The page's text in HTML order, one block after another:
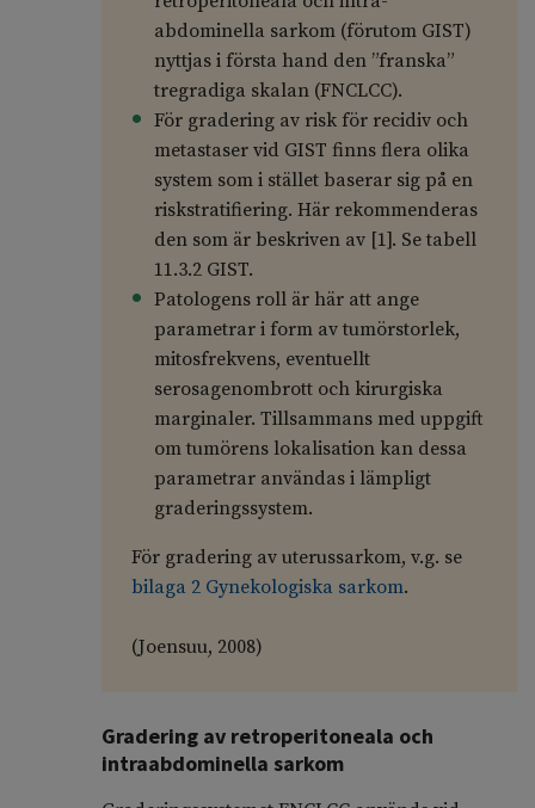
abdominella sarkom (förutom GIST)
nyttjas i första hand den ”franska”
tregradiga skalan (FNCLCC).
För gradering av risk för recidiv och
metastaser vid GIST finns flera olika
system som i stället baserar sig på en
riskstratifiering. Här rekommenderas
den som är beskriven av [1]. Se tabell
11.3.2 GIST.
Patologens roll är här att ange
parametrar i form av tumörstorlek,
mitosfrekvens, eventuellt
serosagenombrott och kirurgiska
marginaler. Tillsammans med uppgift
om tumörens lokalisation kan dessa
parametrar användas i lämpligt
graderingssystem.
För gradering av uterussarkom, v.g. se
bilaga 2 Gynekologiska sarkom.
(Joensuu, 2008)
Gradering av retroperitoneala och
intraabdominella sarkom